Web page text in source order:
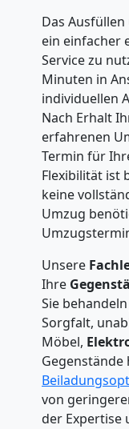
Das
ein einfacher
Service zu
Minuten in
individuellen
Nach Erhalt
erfahrenen
Termin für
Flexibilität ist
keine
Umzug
Unsere
Ihre
Sie
Sorgfalt,
Möbel,
von
der Expertise